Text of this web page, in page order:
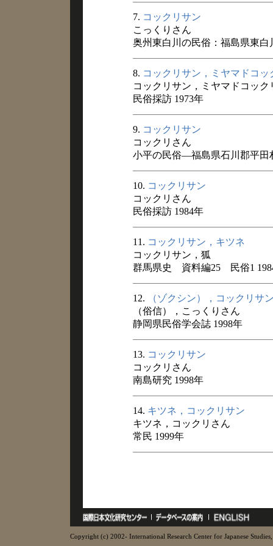
7. コックリサン
こっくりさん
奥州東白川の民俗：福島県東白
8. コックリサン，ミヤマドコ
コックリサン，ミヤマドコック
民俗採訪 1973年
9. コックリサン
コックリさん
小平の民俗―福島県石川郡平田
10. コックリサン
コックリさん
民俗採訪 1984年
11. コックリサン，キツネ
コックリサン，狐
群馬県史 資料編25 民俗1
12.
（ゾクシン），コックリサ
（俗信），こっくりさん
静岡県民俗学会誌 1998年
13. コックリサン
コックリさん
南島研究 1998年
14. キツネ，コックリサン
キツネ，コックリさん
常民 1999年
Copyright (c) 2002- International Research Center for Japanese